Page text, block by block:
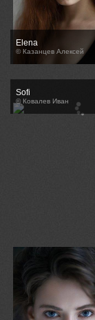
Elena
© Казанцев Алексей
Sofi
© Ковалев Иван